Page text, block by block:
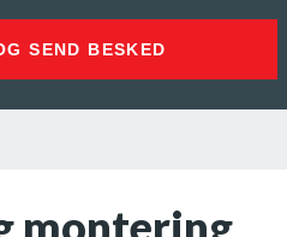
SEND BESKED
montering